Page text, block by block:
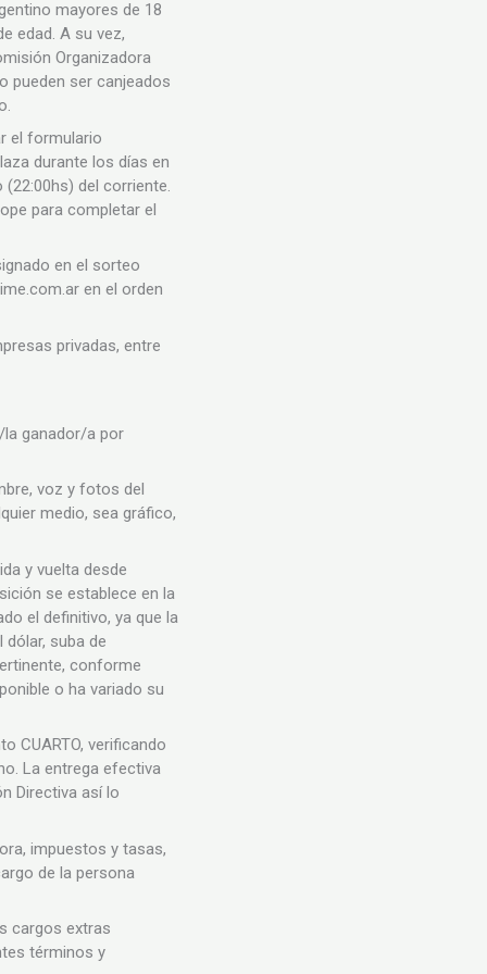
mayores de 18
edad. A su vez,
Organizadora
pueden ser canjeados
el formulario
durante los días en
del corriente.
para completar el
en el sorteo
en el orden
privadas, entre
ganador/a por
voz y fotos del
medio, sea gráfico,
y vuelta desde
se establece en la
el definitivo, ya que la
suba de
conforme
o ha variado su
CUARTO, verificando
La entrega efectiva
Directiva así lo
impuestos y tasas,
de la persona
cargos extras
términos y